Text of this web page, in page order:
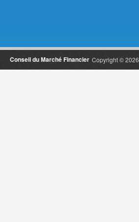
Copyright © 2026
Conseil du Marché Financier